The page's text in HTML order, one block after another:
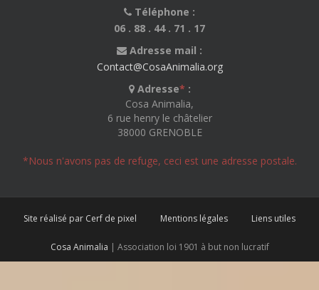
Téléphone :
06 . 88 . 44 . 71 . 17
Adresse mail :
Contact@CosaAnimalia.org
Adresse* :
Cosa Animalia,
6 rue henry le châtelier
38000 GRENOBLE
*Nous n'avons pas de refuge, ceci est une adresse postale.
Site réalisé par Cerf de pixel Mentions légales Liens utiles
Cosa Animalia | Association loi 1901 à but non lucratif